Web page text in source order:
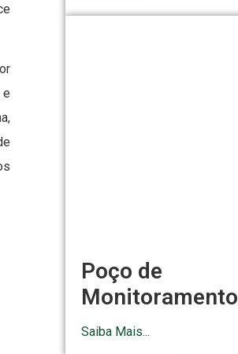
Poço de
Monitoramento
Saiba Mais...